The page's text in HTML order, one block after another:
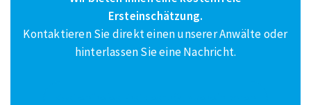
Ersteinschätzung.
Kontaktieren Sie direkt einen unserer Anwälte oder
hinterlassen Sie eine Nachricht.